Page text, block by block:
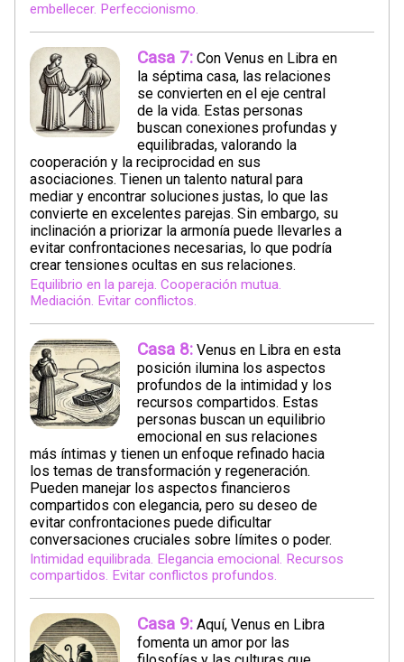
embellecer. Perfeccionismo.
Casa 7: Con Venus en Libra en
la séptima casa, las relaciones
se convierten en el eje central
de la vida. Estas personas
buscan conexiones profundas y
equilibradas, valorando la
cooperación y la reciprocidad en sus
asociaciones. Tienen un talento natural para
mediar y encontrar soluciones justas, lo que las
convierte en excelentes parejas. Sin embargo, su
inclinación a priorizar la armonía puede llevarles a
evitar confrontaciones necesarias, lo que podría
crear tensiones ocultas en sus relaciones.
Equilibrio en la pareja. Cooperación mutua.
Mediación. Evitar conflictos.
Casa 8: Venus en Libra en esta
posición ilumina los aspectos
profundos de la intimidad y los
recursos compartidos. Estas
personas buscan un equilibrio
emocional en sus relaciones
más íntimas y tienen un enfoque refinado hacia
los temas de transformación y regeneración.
Pueden manejar los aspectos financieros
compartidos con elegancia, pero su deseo de
evitar confrontaciones puede dificultar
conversaciones cruciales sobre límites o poder.
Intimidad equilibrada. Elegancia emocional. Recursos
compartidos. Evitar conflictos profundos.
Casa 9: Aquí, Venus en Libra
fomenta un amor por las